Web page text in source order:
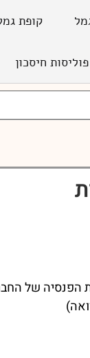
קופת
פוליסות חיסכון
הפנסיה של